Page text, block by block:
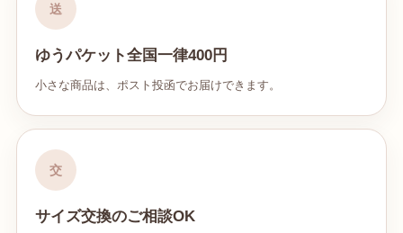
送
ゆうパケット全国一律400円
小さな商品は、ポスト投函でお届けできます。
交
サイズ交換のご相談OK